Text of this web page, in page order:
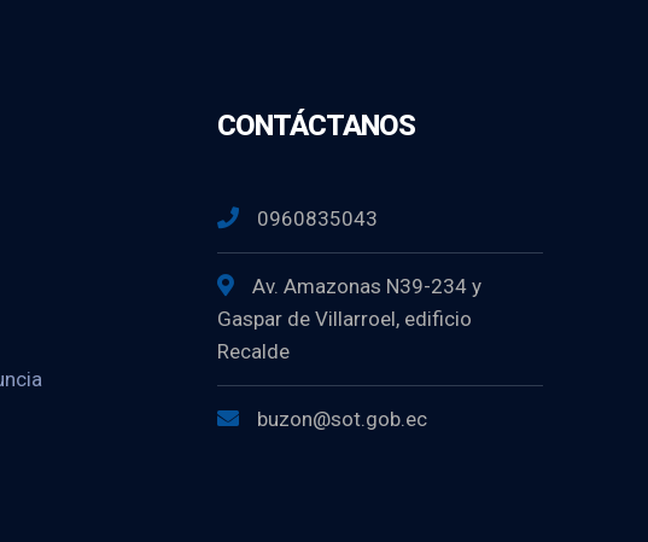
CONTÁCTANOS
0960835043
Av. Amazonas N39-234 y
Gaspar de Villarroel, edificio
Recalde
buzon@sot.gob.ec